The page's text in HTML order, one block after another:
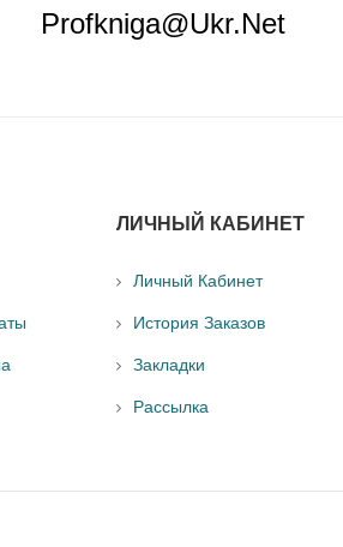
Profkniga@ukr.net
ЛИЧНЫЙ КАБИНЕТ
Личный Кабинет
История Заказов
Закладки
Рассылка